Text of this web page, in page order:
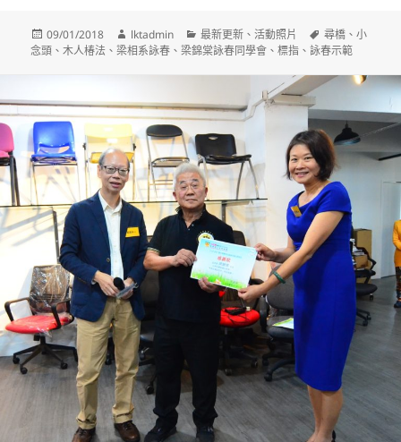
發
佈
09/01/2018
作
者
lktadmin
分
類
最新更新 、活動照片
標
籤
尋橋 、小
念頭 、木人椿法 、梁相系詠春 、梁錦棠詠春同學會 、標指 、詠春示範